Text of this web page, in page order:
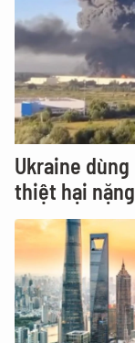
Ukraine dùng
thiệt hại